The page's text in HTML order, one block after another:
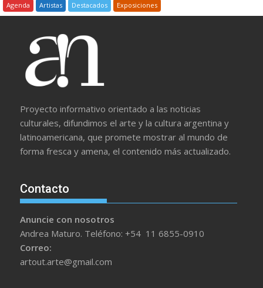
Agenda Artistas Destacados Exposiciones
Proyecto informativo orientado a las noticias
culturales, difundimos el arte y la cultura argentina y
latinoamericana, que promete mostrar al mundo de
forma fresca y amena, el contenido más actualizado.
Contacto
Anuncie con nosotros
Andrea Maturo. Teléfono: +54 11 6855-0910
Correo:
artout.arte@gmail.com